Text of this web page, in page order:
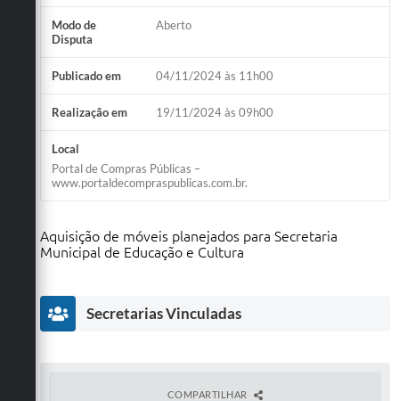
Modo de
Disputa
Aberto
Publicado em 04/11/2024 às 11h00
Realização em 19/11/2024 às 09h00
Local
Portal de Compras Públicas –
www.portaldecompraspublicas.com.br.
Aquisição de móveis planejados para Secretaria
Municipal de Educação e Cultura
Secretarias Vinculadas
COMPARTILHAR